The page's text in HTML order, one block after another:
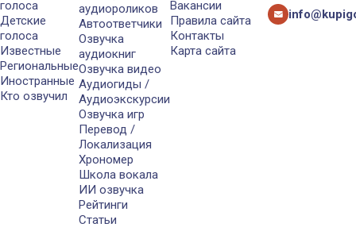
голоса
Детские
голоса
Известные
Региональные
Иностранные
Кто озвучил
аудиороликов
Автоответчики
Озвучка
аудиокниг
Озвучка видео
Аудиогиды /
Аудиоэкскурсии
Озвучка игр
Перевод /
Локализация
Хрономер
Школа вокала
ИИ озвучка
Рейтинги
Статьи
Вакансии
Правила сайта
Контакты
Карта сайта